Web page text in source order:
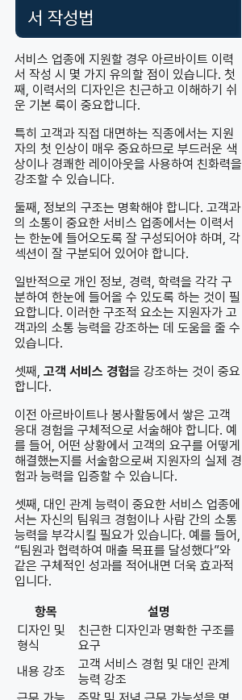
서 작성법
서비스 업종에 지원할 경우 아르바이트 이력
서 작성 시 몇 가지 유의할 점이 있습니다. 첫
째, 이력서의 디자인은 친근하고 이해하기 쉬
운 기본 룩이 중요합니다.
특히 고객과 직접 대면하는 직종에서는 지원
자의 첫 인상이 매우 중요하므로 부드러운 색
상이나 경쾌한 레이아웃을 사용하여 친화력을
강조할 수 있습니다.
둘째, 정보의 구조는 명확해야 합니다. 고객과
의 소통이 중요한 서비스 업종에서는 이력서
는 한눈에 들어오도록 잘 구성되어야 하며, 각
섹션이 잘 구분되어 있어야 합니다.
일반적으로 개인 정보, 경력, 학력을 각각 구
분하여 한눈에 들어올 수 있도록 하는 것이 필
요합니다. 이러한 구조적 요소는 지원자가 고
객과의 소통 능력을 강조하는 데 도움을 줄 수
있습니다.
셋째, 고객 서비스 경험을 강조하는 것이 중요
합니다.
이전 아르바이트나 봉사활동에서 쌓은 고객
응대 경험을 구체적으로 서술해야 합니다. 예
를 들어, 어떤 상황에서 고객의 요구를 어떻게
해결했는지를 서술함으로써 지원자의 실제 경
험과 능력을 입증할 수 있습니다.
셋째, 대인 관계 능력이 중요한 서비스 업종에
서는 자신의 팀워크 경험이나 사람 간의 소통
능력을 부각시킬 필요가 있습니다. 예를 들어,
“팀원과 협력하여 매출 목표를 달성했다”와
같은 구체적인 성과를 적어내면 더욱 효과적
입니다.
항목
설명
디자인 및
형식
친근한 디자인과 명확한 구조를
요구
내용 강조
고객 서비스 경험 및 대인 관계
능력 강조